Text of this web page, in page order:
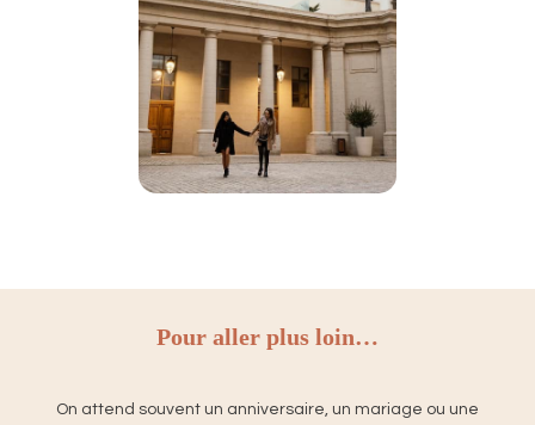
Pour aller plus loin…
On attend souvent un anniversaire, un mariage ou une